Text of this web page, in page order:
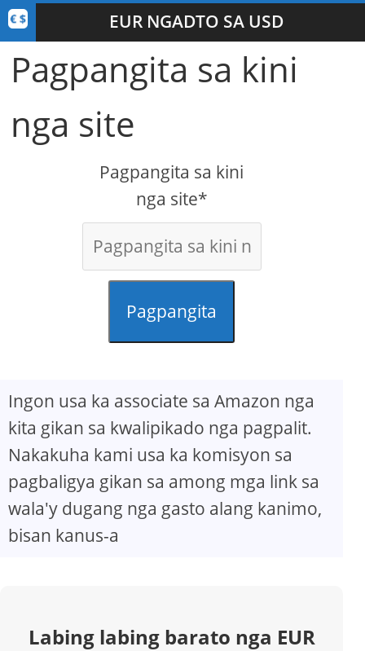
EUR NGADTO SA USD
Pagpangita sa kini
nga site
Pagpangita sa kini
nga site*
Pagpangita
Ingon usa ka associate sa Amazon nga
kita gikan sa kwalipikado nga pagpalit.
Nakakuha kami usa ka komisyon sa
pagbaligya gikan sa among mga link sa
wala'y dugang nga gasto alang kanimo,
bisan kanus-a
Labing labing barato nga EUR